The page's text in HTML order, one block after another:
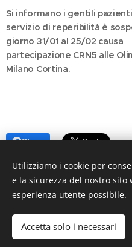
Si informano i gentili
servizio di reperibilità è
giorno 31/01 al 25/02 causa
partecipazione CRN5 alle
Milano Cortina.
Share
Powered by
Utilizziamo i cookie per
e la sicurezza del nostro
esperienza utente possibile.
Accetta solo i necessari